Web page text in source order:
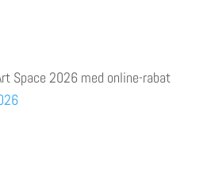
Space 2026 med online-rabat